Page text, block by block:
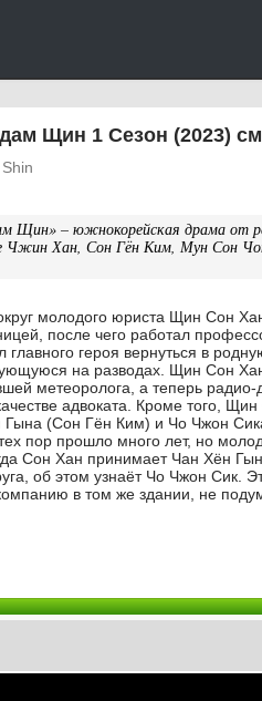
Щин 1 Сезон (2023)
Щин» – южнокорейская драма от
Чжин Хан, Сон Гён Ким, Мун Сон
молодого юриста Щин Сон
после чего работал
героя вернуться в
на разводах. Щин Сон
метеоролога, а теперь
адвоката. Кроме того,
Гына (Сон Гён Ким) и Чо Чжон
пор прошло много лет, но
Сон Хан принимает Чан Хён
об этом узнаёт Чо Чжон Сик.
в том же здании, не